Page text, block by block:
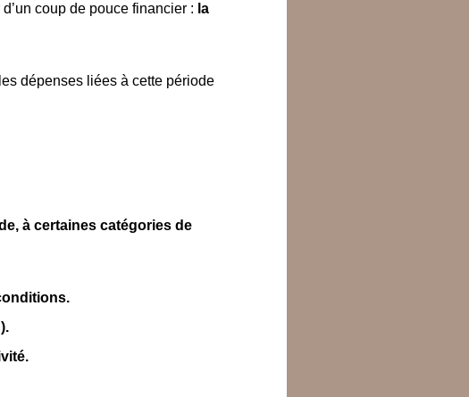
coup de pouce financier : la
dépenses liées à cette période
à certaines catégories de
.
.